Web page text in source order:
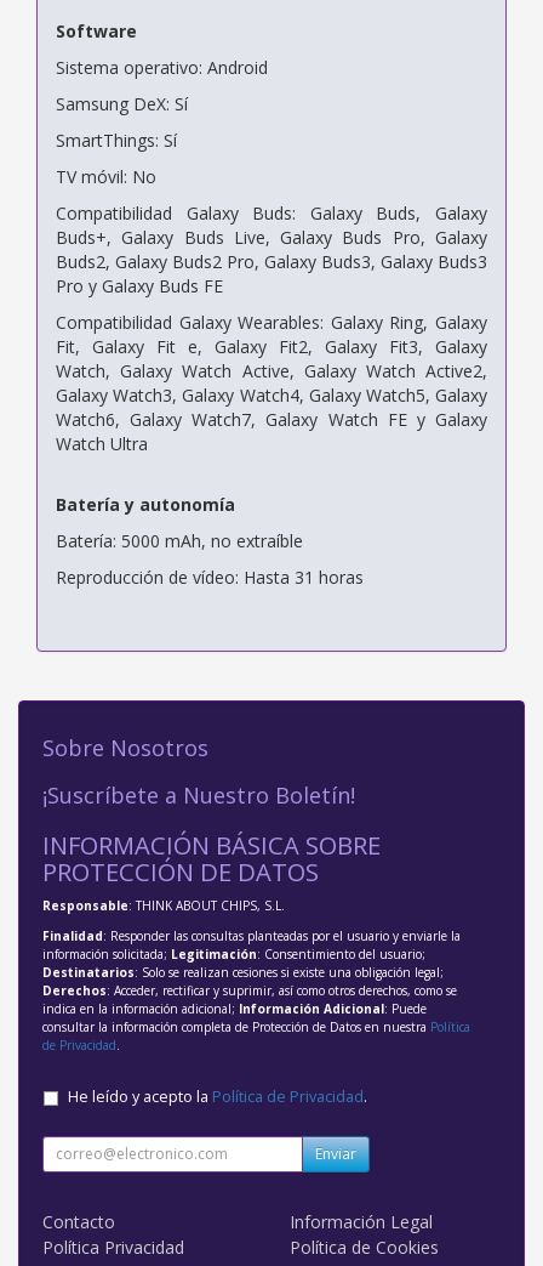
Software
Sistema operativo: Android
Samsung DeX: Sí
SmartThings: Sí
TV móvil: No
Compatibilidad Galaxy Buds: Galaxy Buds, Galaxy
Buds+, Galaxy Buds Live, Galaxy Buds Pro, Galaxy
Buds2, Galaxy Buds2 Pro, Galaxy Buds3, Galaxy Buds3
Pro y Galaxy Buds FE
Compatibilidad Galaxy Wearables: Galaxy Ring, Galaxy
Fit, Galaxy Fit e, Galaxy Fit2, Galaxy Fit3, Galaxy
Watch, Galaxy Watch Active, Galaxy Watch Active2,
Galaxy Watch3, Galaxy Watch4, Galaxy Watch5, Galaxy
Watch6, Galaxy Watch7, Galaxy Watch FE y Galaxy
Watch Ultra
Batería y autonomía
Batería: 5000 mAh, no extraíble
Reproducción de vídeo: Hasta 31 horas
Sobre Nosotros
¡Suscríbete a Nuestro Boletín!
INFORMACIÓN BÁSICA SOBRE
PROTECCIÓN DE DATOS
Responsable: THINK ABOUT CHIPS, S.L.
Finalidad: Responder las consultas planteadas por el usuario y enviarle la
información solicitada; Legitimación: Consentimiento del usuario;
Destinatarios: Solo se realizan cesiones si existe una obligación legal;
Derechos: Acceder, rectificar y suprimir, así como otros derechos, como se
indica en la información adicional; Información Adicional: Puede
consultar la información completa de Protección de Datos en nuestra Política
de Privacidad
He leído y acepto la Política de Privacidad.
Enviar
Contacto
Información Legal
Política Privacidad
Política de Cookies